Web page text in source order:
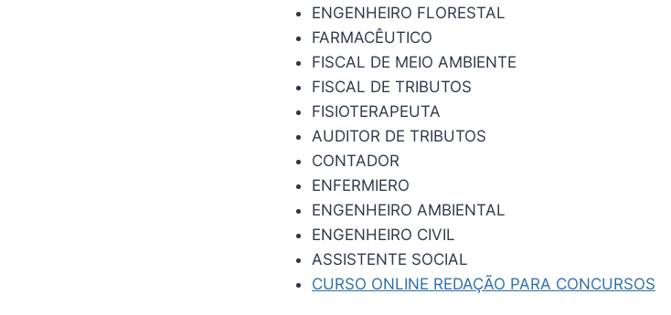
ENGENHEIRO FLORESTAL
FARMACÊUTICO
FISCAL DE MEIO AMBIENTE
FISCAL DE TRIBUTOS
FISIOTERAPEUTA
AUDITOR DE TRIBUTOS
CONTADOR
ENFERMIERO
ENGENHEIRO AMBIENTAL
ENGENHEIRO CIVIL
ASSISTENTE SOCIAL
CURSO ONLINE REDAÇÃO PARA CONCURSOS